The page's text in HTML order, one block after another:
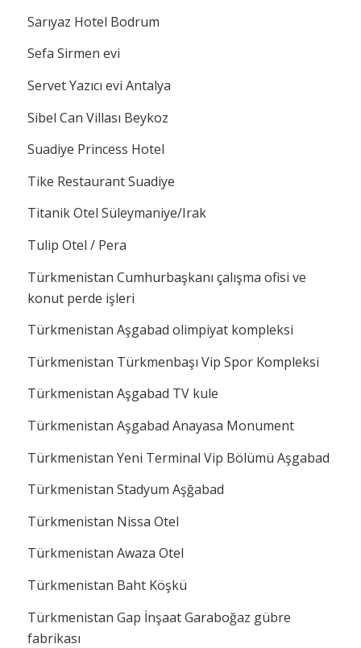
Sarıyaz Hotel Bodrum
Sefa Sirmen evi
Servet Yazıcı evi Antalya
Sibel Can Villası Beykoz
Suadiye Princess Hotel
Tike Restaurant Suadiye
Titanik Otel Süleymaniye/Irak
Tulip Otel / Pera
Türkmenistan Cumhurbaşkanı çalışma ofisi ve
konut perde işleri
Türkmenistan Aşgabad olimpiyat kompleksi
Türkmenistan Türkmenbaşı Vip Spor Kompleksi
Türkmenistan Aşgabad TV kule
Türkmenistan Aşgabad Anayasa Monument
Türkmenistan Yeni Terminal Vip Bölümü Aşgabad
Türkmenistan Stadyum Aşğabad
Türkmenistan Nissa Otel
Türkmenistan Awaza Otel
Türkmenistan Baht Köşkü
Türkmenistan Gap İnşaat Garaboğaz gübre
fabrikası